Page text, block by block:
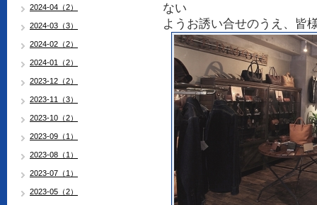
ない
ようお誘い合せのうえ、皆
2024-04（2）
2024-03（3）
2024-02（2）
2024-01（2）
2023-12（2）
2023-11（3）
2023-10（2）
2023-09（1）
2023-08（1）
2023-07（1）
2023-05（2）